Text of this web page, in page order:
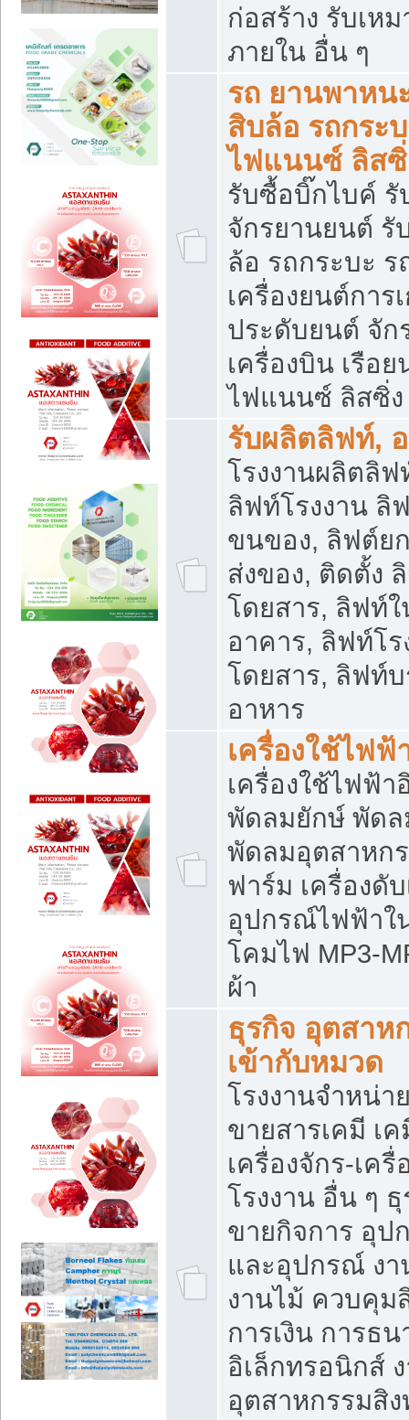
ก่อสร้าง รับเห
ภายใน อื่น ๆ
รถ ยานพาหน
สิบล้อ รถกระ
ไฟแนนซ์ ลิส
รับซื้อบิ๊กไบค์
จักรยานยนต์ รั
ล้อ รถกระบะ
เครื่องยนต์การ
ประดับยนต์ จัก
เครื่องบิน เรือ
ไฟแนนซ์ ลิสซิ่ง
รับผลิตลิฟท์,
โรงงานผลิตลิ
ลิฟท์โรงงาน ลิ
ขนของ, ลิฟต์ย
ส่งของ, ติดตั้ง
โดยสาร, ลิฟท์
อาคาร, ลิฟท์โ
โดยสาร, ลิฟท์
อาหาร
เครื่องใช้ไฟฟ้
เครื่องใช้ไฟฟ้า
พัดลมยักษ์ พัด
พัดลมอุตสาหก
ฟาร์ม เครื่องดั
อุปกรณ์ไฟฟ้าใ
โคมไฟ MP3-
ผ้า
ธุรกิจ อุตสาห
เข้ากับหมวด
โรงงานจำหน่
ขายสารเคมี เ
เครื่องจักร-เค
โรงงาน อื่น ๆ
ขายกิจการ อุป
และอุปกรณ์ ง
งานไม้ ควบคุม
การเงิน การธ
อิเล็กทรอนิกส์
อุตสาหกรรมสิ